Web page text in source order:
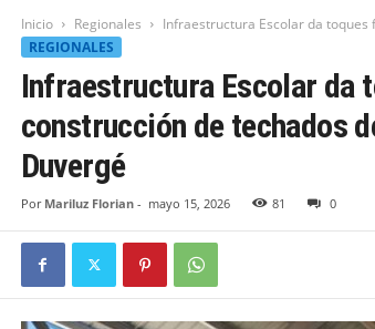
Inicio Regionales
Infraestructura Escolar da toques
REGIONALES
Infraestructura Escolar da
construcción de techados
Duvergé
Por Mariluz Florian- mayo 15, 2026 81 0